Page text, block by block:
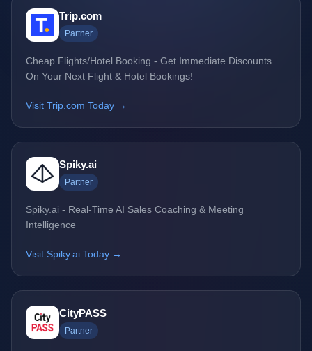
Trip.com
Partner
Cheap Flights/Hotel Booking - Get Immediate Discounts
On Your Next Flight & Hotel Bookings!
Visit Trip.com Today →
Spiky.ai
Partner
Spiky.ai - Real-Time AI Sales Coaching & Meeting
Intelligence
Visit Spiky.ai Today →
CityPASS
Partner